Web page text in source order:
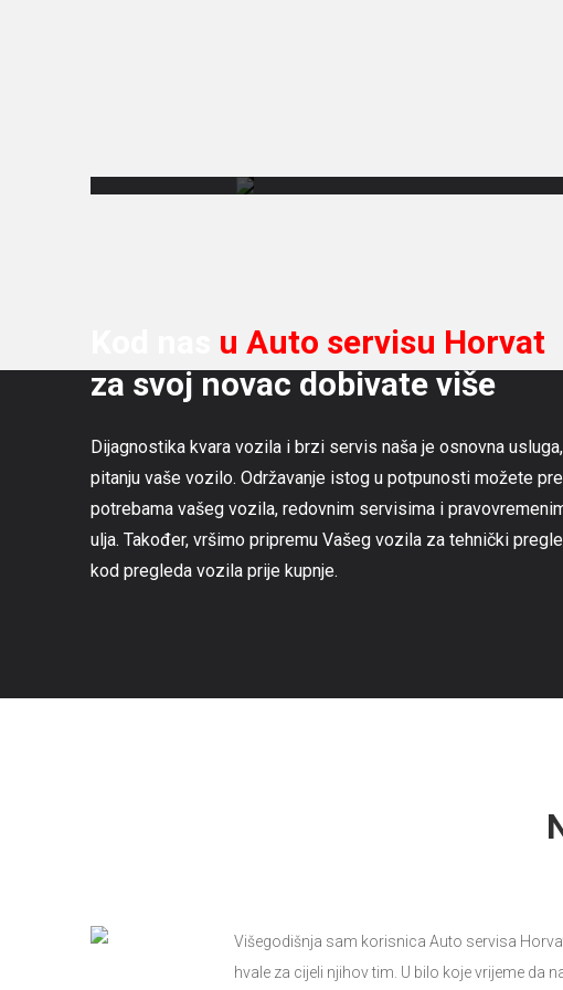
s
u Auto servisu Horvat
za svoj novac dobivate više
Dijagnostika kvara vozila i brzi servis naša je osnovna
pitanju vaše vozilo. Održavanje istog u potpunosti možete
potrebama vašeg vozila, redovnim servisima i
ulja. Također, vršimo pripremu Vašeg vozila za tehnički
kod pregleda vozila prije kupnje.
Višegodišnja sam korisnica Auto servisa
hvale za cijeli njihov tim. U bilo koje vrijeme da